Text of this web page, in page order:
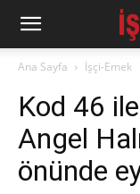
Ana Sayfa İşçi-Emek
Kod 46
Angel
önünde